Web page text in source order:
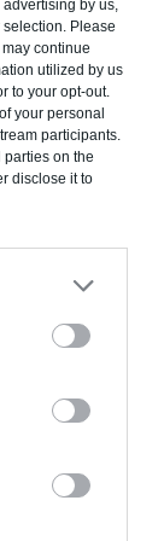
by us,
Please
continue
utilized by us
to your opt-out.
your personal
participants.
on the
disclose it to
isolé.
main"
(cuisine,
jardin et